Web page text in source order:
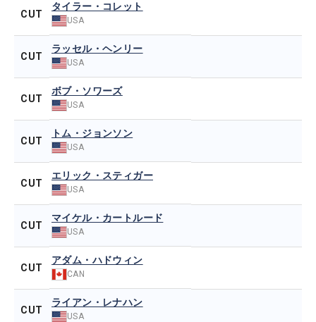
CUT
タイラー・コレット
USA
CUT
ラッセル・ヘンリー
USA
CUT
ボブ・ソワーズ
USA
CUT
トム・ジョンソン
USA
CUT
エリック・スティガー
USA
CUT
マイケル・カートルード
USA
CUT
アダム・ハドウィン
CAN
CUT
ライアン・レナハン
USA